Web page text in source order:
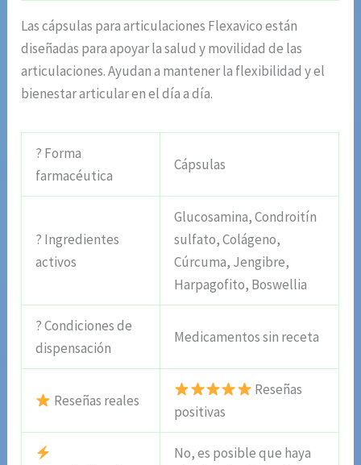
Las cápsulas para articulaciones Flexavico están
diseñadas para apoyar la salud y movilidad de las
articulaciones. Ayudan a mantener la flexibilidad y el
bienestar articular en el día a día.
? Forma
farmacéutica
Cápsulas
? Ingredientes
activos
Glucosamina, Condroitín
sulfato, Colágeno,
Cúrcuma, Jengibre,
Harpagofito, Boswellia
? Condiciones de
dispensación
Medicamentos sin receta
Reseñas reales
Reseñas
positivas
No, es posible que haya